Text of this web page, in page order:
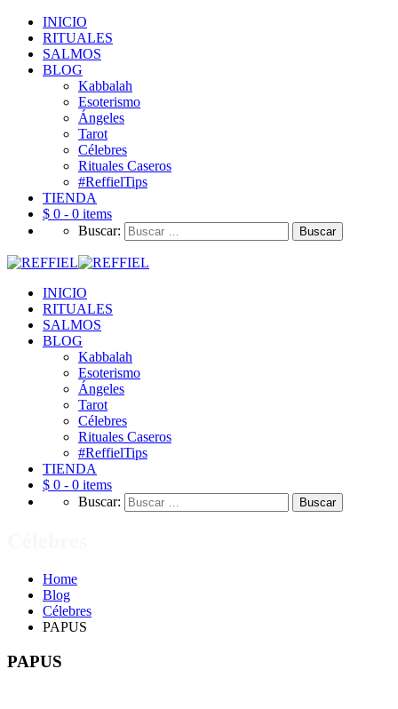
INICIO
RITUALES
SALMOS
BLOG
Kabbalah
Esoterismo
Ángeles
Tarot
Célebres
Rituales Caseros
#ReffielTips
TIENDA
$ 0 - 0 items
Buscar:
INICIO
RITUALES
SALMOS
BLOG
Kabbalah
Esoterismo
Ángeles
Tarot
Célebres
Rituales Caseros
#ReffielTips
TIENDA
$ 0 - 0 items
Buscar:
Home
Blog
Célebres
PAPUS
PAPUS